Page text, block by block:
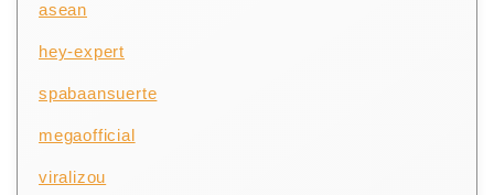
asean
hey-expert
spabaansuerte
megaofficial
viralizou